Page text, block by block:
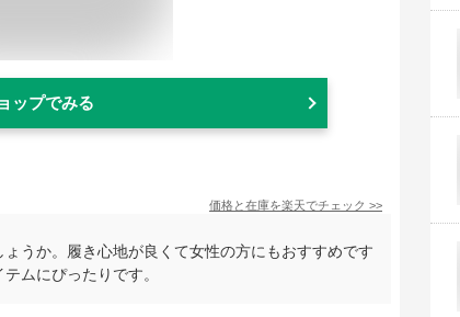
ップでみる
価格と在庫を楽天でチェック >>
うか。履き心地が良くて女性の方にもおすすめです
ムにぴったりです。